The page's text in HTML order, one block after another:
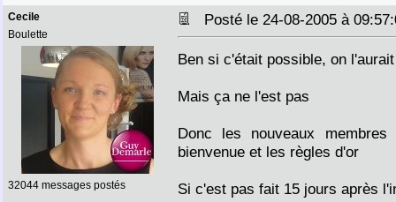
Cecile
Boulette
32044 messages postés
Posté le 24-08-2005 à
Ben si c'était possible, on
Mais ça ne l'est pas
Donc les nouveaux
bienvenue et les règles d'or
Si c'est pas fait 15 jours après